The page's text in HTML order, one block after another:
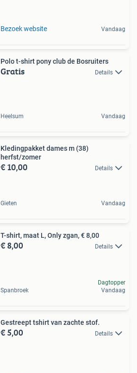
Bezoek website Vandaag
Polo t-shirt pony club de Bosruiters
Gratis Details
Heelsum Vandaag
Kledingpakket dames m (38)
herfst/zomer
€ 10,00 Details
Gieten Vandaag
T-shirt, maat L, Only zgan, € 8,00
€ 8,00 Details
Spanbroek
Dagtopper
Vandaag
Gestreept tshirt van zachte stof.
€ 5,00 Details